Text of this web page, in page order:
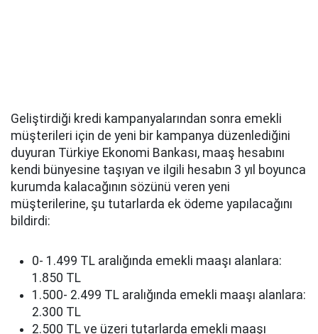
Geliştirdiği kredi kampanyalarından sonra emekli
müşterileri için de yeni bir kampanya düzenlediğini
duyuran Türkiye Ekonomi Bankası, maaş hesabını
kendi bünyesine taşıyan ve ilgili hesabın 3 yıl boyunca
kurumda kalacağının sözünü veren yeni
müşterilerine, şu tutarlarda ek ödeme yapılacağını
bildirdi:
0- 1.499 TL aralığında emekli maaşı alanlara:
1.850 TL
1.500- 2.499 TL aralığında emekli maaşı alanlara:
2.300 TL
2.500 TL ve üzeri tutarlarda emekli maaşı